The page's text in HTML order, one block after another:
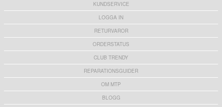
KUNDSERVICE
LOGGA IN
RETURVAROR
ORDERSTATUS
CLUB TRENDY
REPARATIONSGUIDER
OM MTP
BLOGG